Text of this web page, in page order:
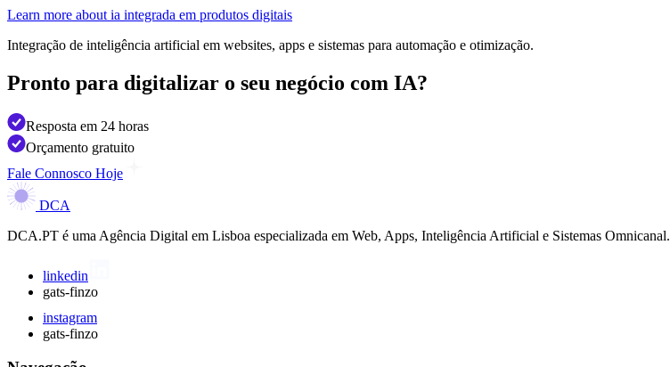
Learn more about ia integrada em produtos digitais
Integração de inteligência artificial em websites, apps e sistemas para automação e otimização.
Pronto para digitalizar o seu negócio com IA?
Resposta em 24 horas
Orçamento gratuito
Fale Connosco Hoje
DCA
DCA.PT é uma Agência Digital em Lisboa especializada em Web, Apps, Inteligência Artificial e Sistemas Omnicanal.
linkedin
gats-finzo
instagram
gats-finzo